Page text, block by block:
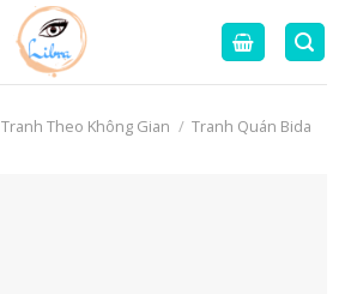
Tranh Theo Không Gian / Tranh Quán Bida